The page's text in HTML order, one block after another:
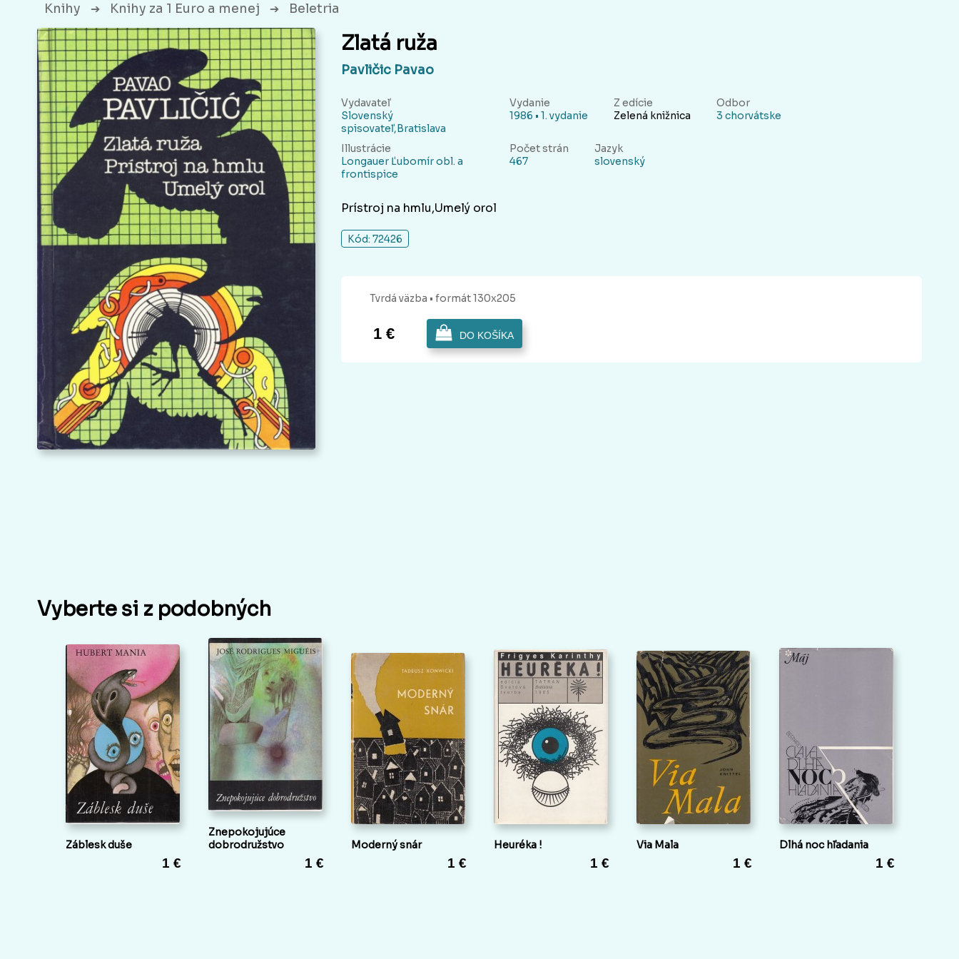
Knihy ➔ Knihy za 1 Euro a menej ➔ Beletria
Zlatá ruža
Pavličic Pavao
Vydavateľ
Slovenský
spisovateľ,Bratislava
Vydanie
1986 • 1. vydanie
Z edície
Zelená knižnica
Odbor
3 chorvátske
Illustrácie
Longauer Ľubomír obl. a
frontispice
Počet strán
467
Jazyk
slovenský
Prístroj na hmlu,Umelý orol
Kód: 72426
Tvrdá väzba • formát 130x205
1 € DO KOŠÍKA
Vyberte si z podobných
Záblesk duše
1 €
Znepokojujúce
dobrodružstvo
1 €
Moderný snár
1 €
Heuréka !
1 €
Via Mala
1 €
Dlhá noc hľadania
1 €